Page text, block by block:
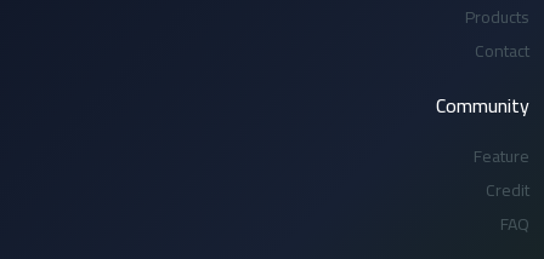
Products
Contact
Community
Feature
Credit
FAQ